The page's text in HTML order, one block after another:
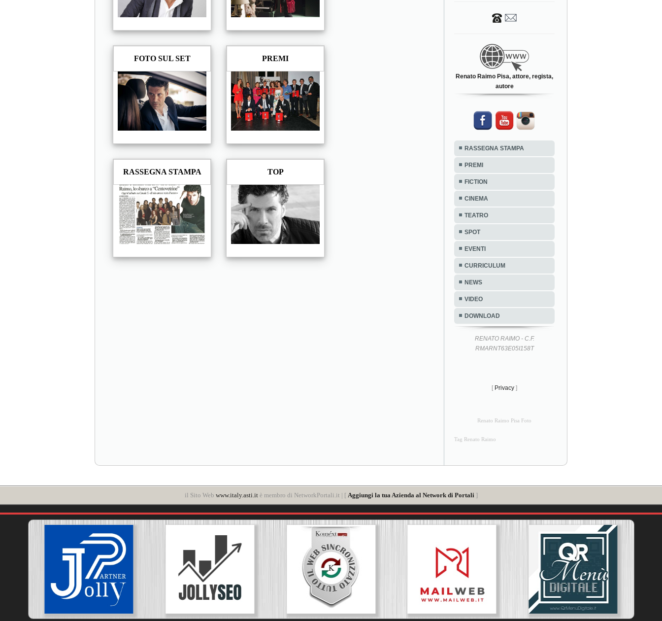
FOTO SUL SET PREMI
RASSEGNA STAMPA TOP
Renato Raimo Pisa, attore, regista,
autore
RASSEGNA STAMPA
PREMI
FICTION
CINEMA
TEATRO
SPOT
EVENTI
CURRICULUM
NEWS
VIDEO
DOWNLOAD
RENATO RAIMO - C.F.
RMARNT63E05I158T
[ Privacy ]
Renato Raimo Pisa Foto
Tag Renato Raimo
il Sito Web www.italy.asti.itè membro di NetworkPortali.it | [ Aggiungi la tua Azienda al Network di Portali ]